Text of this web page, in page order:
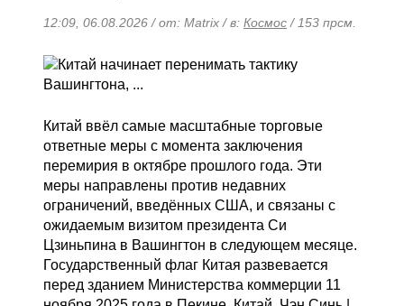
12:09, 06.08.2026 / от: Matrix / в: Космос / 153 прсм.
Китай ввёл самые масштабные торговые
ответные меры с момента заключения
перемирия в октябре прошлого года. Эти
меры направлены против недавних
ограничений, введённых США, и связаны с
ожидаемым визитом президента Си
Цзиньпина в Вашингтон в следующем месяце.
Государственный флаг Китая развевается
перед зданием Министерства коммерции 11